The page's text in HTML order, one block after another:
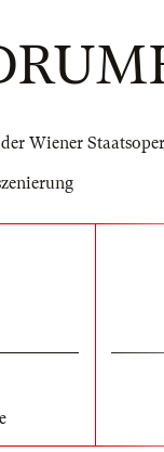
Wiener Staatsoper